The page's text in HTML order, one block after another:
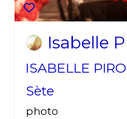
Isabelle
ISABELLE
Sète
photo